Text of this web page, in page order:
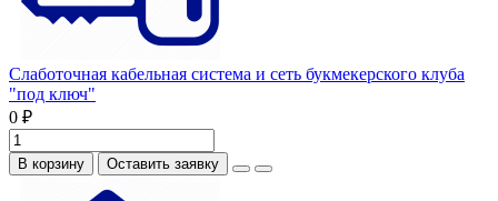
Слаботочная кабельная система и сеть букмекерского клуба
"под ключ"
0 ₽
В корзину Оставить заявку